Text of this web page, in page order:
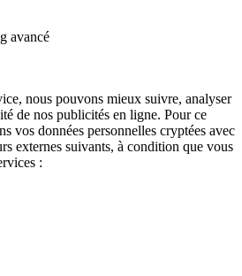
avancé
nous pouvons mieux suivre, analyser
de nos publicités en ligne. Pour ce
vos données personnelles cryptées avec
externes suivants, à condition que vous
: